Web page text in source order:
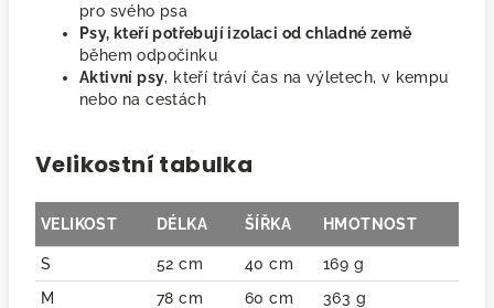
pro svého psa
Psy, kteří potřebují izolaci od chladné země
během odpočinku
Aktivní psy, kteří tráví čas na výletech, v kempu
nebo na cestách
Velikostní tabulka
VELIKOST DÉLKA ŠÍŘKA HMOTNOST
S 52 cm 40 cm
169 g
M
78 cm 60 cm
363 g